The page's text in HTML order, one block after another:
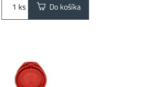
ks Do košíka